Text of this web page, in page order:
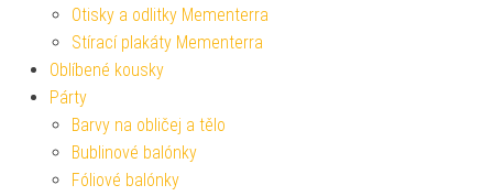
Otisky a odlitky Mementerra
Stírací plakáty Mementerra
Oblíbené kousky
Párty
Barvy na obličej a tělo
Bublinové balónky
Fóliové balónky